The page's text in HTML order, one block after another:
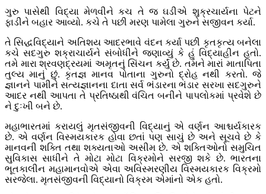
ગુરુ પાસેથી વિદ્યા મેળવીને કચ તે જ ઘડીએ શુક્રચાર્યના પેટને
ફાડીને બહાર આવ્યો. કચે તે પછી મરણ પામેલા ગુરુને સજીવન કર્યા.
તે સિદ્ધવિદ્યાને અતિશય આદરભાવે વંદન કર્યા પછી કૃતકૃત્ય બનેલા
કચે સદગુરુ શક્રાચાર્યને સંબોધીને જણાવ્યું કે હું વિદ્યાહીન હતો.
તમે મારા શ્રવણદ્રયમાં અમૃતનું સિંચન કર્યું છે. તમને મારાં માતાપિતા
તુલ્ય માનું છું. કૃતજ્ઞ માનવ પોતાના ગુરુનો દ્રોહ નથી કરતો. જે
જ્ઞાનને પામીને સત્યજ્ઞાનના દાતા સર્વ ભંડારના ભંડાર સરખા સદગુરુને
આદર નથી આપતા તે પ્રતિષ્ઠાથી વંચિત બનીને પાપલોકમાં પ્રવેશે છે
ને દુઃખી બને છે.
મહાભારતમાં કરાયલું મૃતસંજીવની વિદ્યાનું એ વર્ણન આશ્ચર્યકારક
છે. એ વર્ણન વિસ્મયકારક હોવા છતાં પણ સાચું છે અને સૂચવે છે કે
માનવની શક્તિ તથા શક્યતાઓ અસીમ છે. એ શક્તિઓનો સમુચિત
સુવિકાસ સાધીને તે મોટા મોટા વિક્રમોને સરજી શકે છે. ભારતના
ભૂતકાલીન મહામાનવોએ એવા અવિસ્મરણીય વિસ્મયકારક વિક્રમો
સરજેલા. મૃતસંજીવની વિદ્યાનો વિક્રમ એમાંનો એક હતો.